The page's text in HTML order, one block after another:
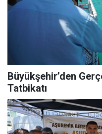
Büyükşehir’den
Tatbikatı